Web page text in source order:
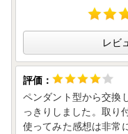
商品不具合などのお問
レビューへの書き込み
す
レビ
ペンダント型から交換
っきりしました。取り
使ってみた感想は非常